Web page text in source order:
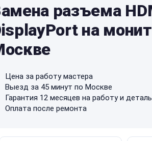
разъема
на
Цена за работу мастера
Выезд за 45 минут по Москве
Гарантия 12 месяцев на работу и деталь
Оплата после ремонта